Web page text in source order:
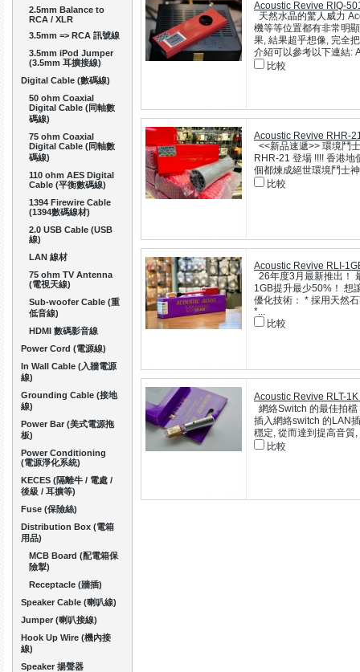
2.5mm Balance to
RCA / XLR
3.5mm => RCA 訊號線
3.5mm iPod Jumper
(3.5mm 耳擴接線)
Digital Cable (數碼線)
50 ohm Coaxial
Digital Cable (同軸數
碼線)
75 ohm Coaxial
Digital Cable (同軸數
碼線)
110 ohm AES Digital
Cable (平衡數碼線)
1394 Firewire Cable
(1394數碼線材)
2.0 USB Cable (USB
線)
LAN 線材
75 ohm TV Antenna
(電視天線)
Sub-woofer Cable (重
低音線)
HDMI 數碼影音線
Power Cord (電源線)
In Wall Cable (入牆電源
線)
Grounding Cable (接地
線)
Power Bar (美式電源拖
板)
Power Conditioning
(電源淨化系統)
KECES (隔離牛 / 電處 /
後級 / 耳擴等)
Fuse (保險絲)
Distribution Box (電箱
用品)
MCB Board (配電箱保
險掣)
Receptacle (牆插)
Speaker Cable (喇叭線)
Jumper (喇叭接線)
Hook Up Wire (機內接
線)
Speaker 揚聲器
Acoustic Revive RIQ-
天然水晶的驚人威力
機等等位置都有非常明
果, 結果超乎想像, 完全
介紹可以參考以下連結:
比較
Acoustic Revive RHR-
<<新品速遞>> 環境鬥
RHR-21 登場 !!!! 香港
個都煉成絕世環境鬥士
比較
Acoustic Revive RLI-
26年度3月最新推出！
1GB提升最少50%！ 想
優化技術： * 採用天然
*...
比較
Acoustic Revive RLT-
網絡Switch 的最佳拍
插入網絡switch 的LAN
穩定, 從而達到提高音質
比較